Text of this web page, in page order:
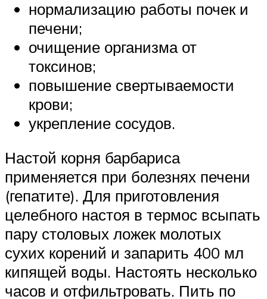
нормализацию работы почек и
печени;
очищение организма от
токсинов;
повышение свертываемости
крови;
укрепление сосудов.
Настой корня барбариса
применяется при болезнях печени
(гепатите). Для приготовления
целебного настоя в термос всыпать
пару столовых ложек молотых
сухих корений и запарить 400 мл
кипящей воды. Настоять несколько
часов и отфильтровать. Пить по